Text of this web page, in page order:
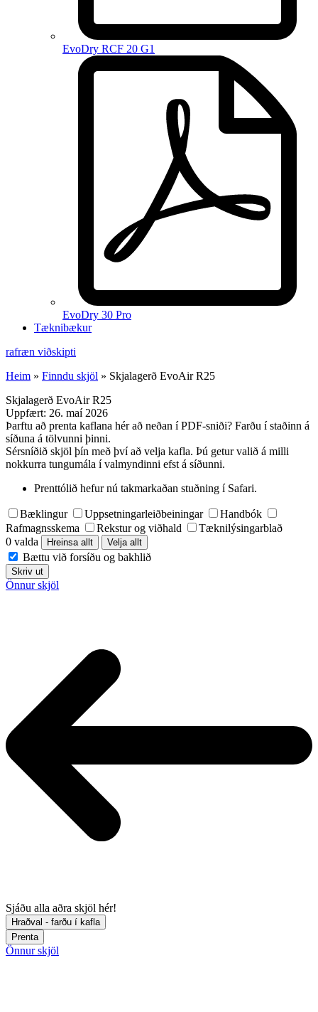
EvoDry RCF 20 G1
EvoDry 30 Pro
Tæknibækur
rafræn viðskipti
Heim » Finndu skjöl » Skjalagerð EvoAir R25
Skjalagerð EvoAir R25
Uppfært: 26. maí 2026
Þarftu að prenta kaflana hér að neðan í PDF-sniði? Farðu í staðinn á
síðuna á tölvunni þinni.
Sérsníðið skjöl þín með því að velja kafla. Þú getur valið á milli
nokkurra tungumála í valmyndinni efst á síðunni.
Prenttólið hefur nú takmarkaðan stuðning í Safari.
Bæklingur Uppsetningarleiðbeiningar
Handbók
Rafmagnsskema
Rekstur og viðhald
Tæknilýsingarblað
0 valda
Hreinsa allt Velja allt
Bættu við forsíðu og bakhlið
Skriv ut
Önnur skjöl
Sjáðu alla aðra skjöl hér!
Hraðval - farðu í kafla
Prenta
Önnur skjöl